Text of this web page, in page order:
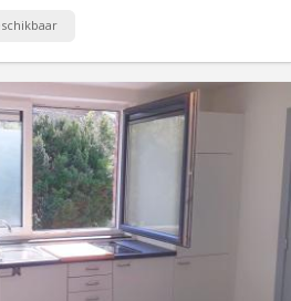
KV 1614
Louvain-la-Neuve Beau studio meublé
à louer pour l’année académique
495 euros par mois Forfait pour les
mois = 595 euros TOUT COMPRIS
eau, internet) Pas de domicile Pas...